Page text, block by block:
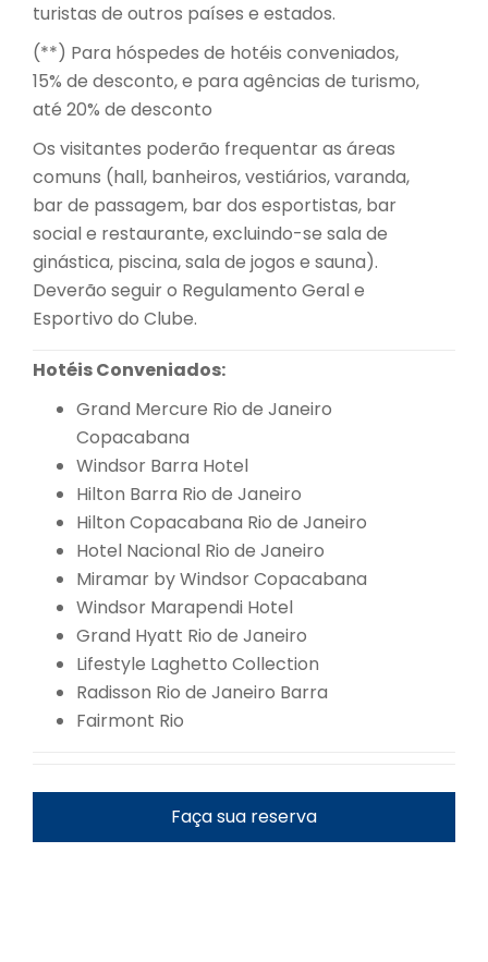
turistas de outros países e estados.
(**) Para hóspedes de hotéis conveniados,
15% de desconto, e para agências de turismo,
até 20% de desconto
Os visitantes poderão frequentar as áreas
comuns (hall, banheiros, vestiários, varanda,
bar de passagem, bar dos esportistas, bar
social e restaurante, excluindo-se sala de
ginástica, piscina, sala de jogos e sauna).
Deverão seguir o Regulamento Geral e
Esportivo do Clube.
Hotéis Conveniados:
Grand Mercure Rio de Janeiro
Copacabana
Windsor Barra Hotel
Hilton Barra Rio de Janeiro
Hilton Copacabana Rio de Janeiro
Hotel Nacional Rio de Janeiro
Miramar by Windsor Copacabana
Windsor Marapendi Hotel
Grand Hyatt Rio de Janeiro
Lifestyle Laghetto Collection
Radisson Rio de Janeiro Barra
Fairmont Rio
Faça sua reserva